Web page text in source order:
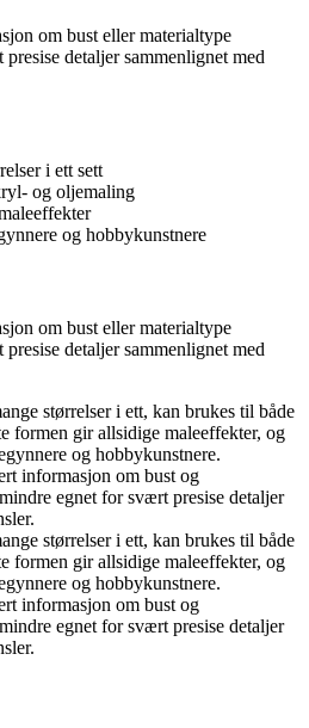
om bust eller materialtype
detaljer sammenlignet med
i ett sett
og oljemaling
og hobbykunstnere
om bust eller materialtype
detaljer sammenlignet med
størrelser i ett, kan brukes til både
formen gir allsidige maleeffekter, og
og hobbykunstnere.
informasjon om bust og
egnet for svært presise detaljer
størrelser i ett, kan brukes til både
formen gir allsidige maleeffekter, og
og hobbykunstnere.
informasjon om bust og
egnet for svært presise detaljer